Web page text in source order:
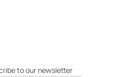
to our newsletter